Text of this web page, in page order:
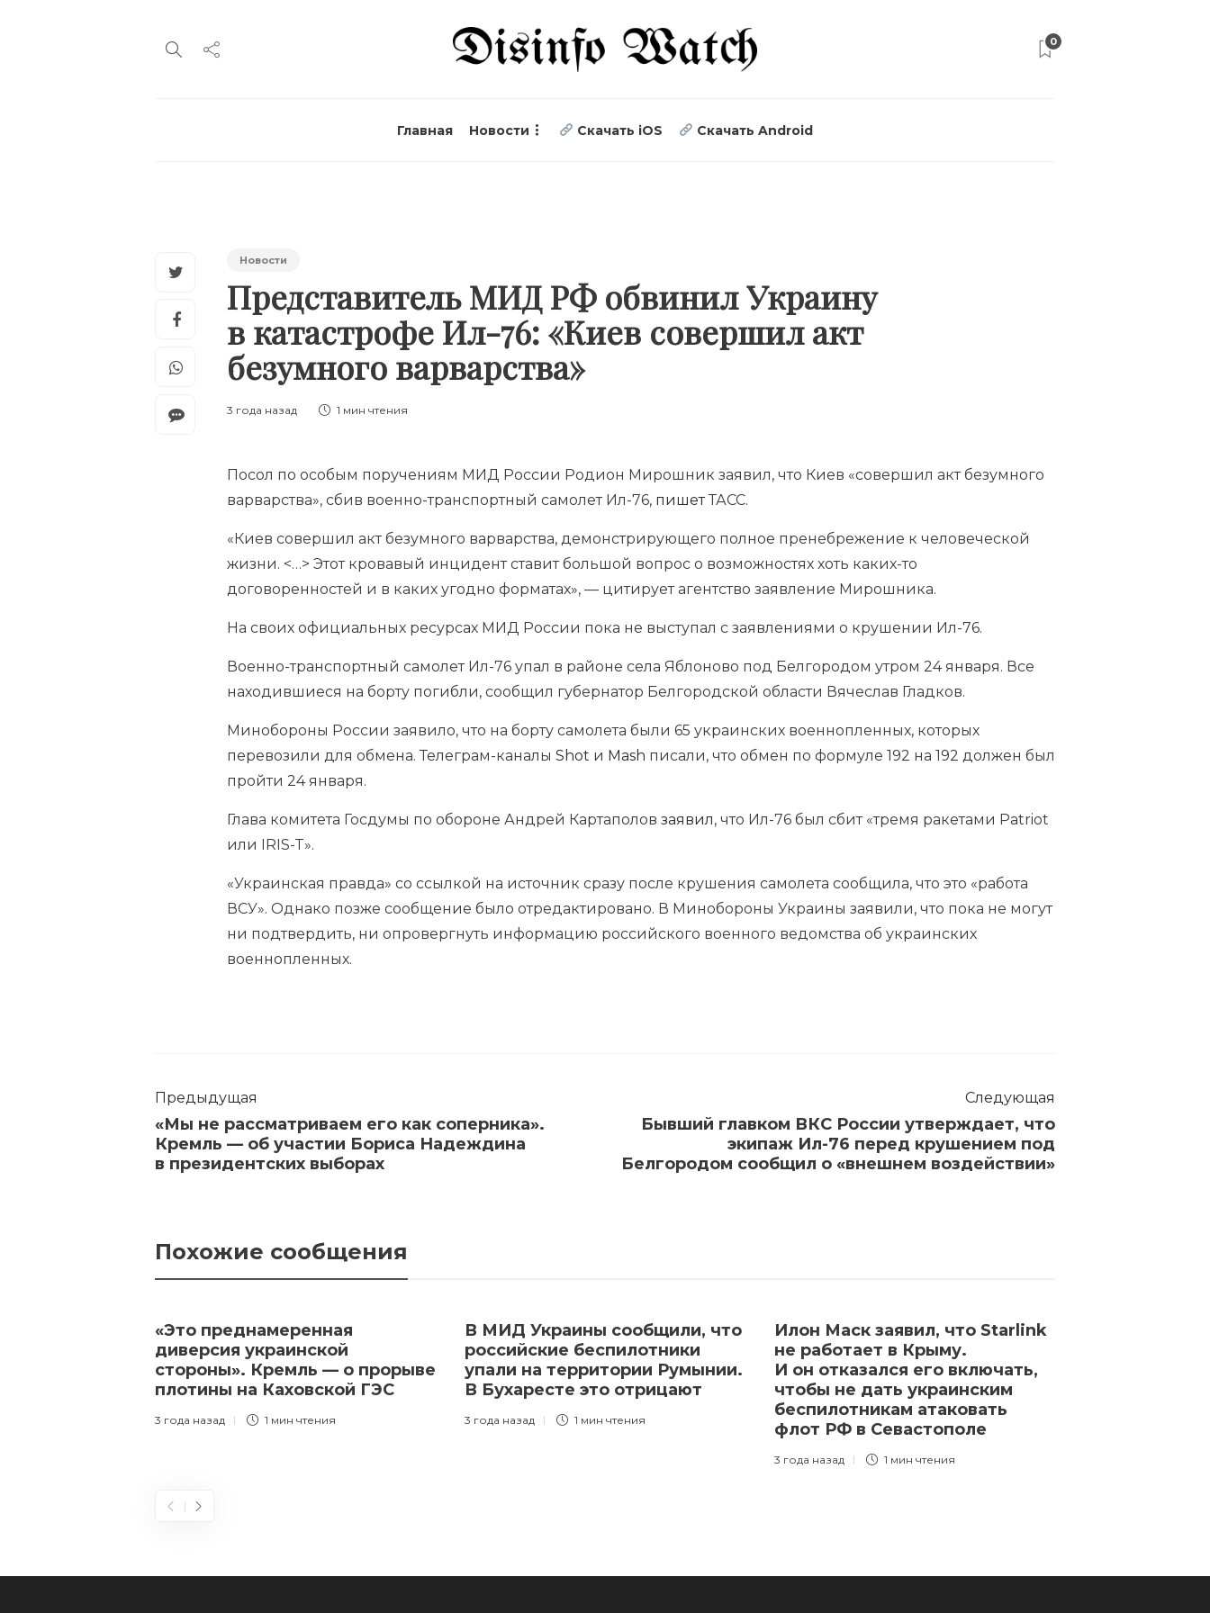
0
Главная Новости Скачать iOS Скачать Android
Новости
Представитель МИД РФ обвинил Украину
в катастрофе Ил-76: «Киев совершил акт
безумного варварства»
3 года назад 1 мин чтения
Посол по особым поручениям МИД России Родион Мирошник заявил, что Киев «совершил акт безумного
варварства», сбив военно-транспортный самолет Ил-76, пишетТАСС.
«Киев совершил акт безумного варварства, демонстрирующего полное пренебрежение к человеческой
жизни. <…> Этот кровавый инцидент ставит большой вопрос о возможностях хоть каких-то
договоренностей и в каких угодно форматах», — цитирует агентство заявление Мирошника.
На своих официальных ресурсах МИД России пока не выступал с заявлениями о крушении Ил-76.
Военно-транспортный самолет Ил-76 упал в районе села Яблоново под Белгородом утром 24 января. Все
находившиеся на борту погибли, сообщил губернатор Белгородской области Вячеслав Гладков.
Минобороны России заявило, что на борту самолета были 65 украинских военнопленных, которых
перевозили для обмена. Телеграм-каналы Shot и Mash писали, что обмен по формуле 192 на 192 должен был
пройти 24 января.
Глава комитета Госдумы по обороне Андрей Картаполов заявил, что Ил-76 был сбит «тремя ракетами Patriot
или IRIS-T».
«Украинская правда» со ссылкой на источник сразу после крушения самолета сообщила, что это «работа
ВСУ». Однако позже сообщение было отредактировано. В Минобороны Украины заявили, что пока не могут
ни подтвердить, ни опровергнуть информацию российского военного ведомства об украинских
военнопленных.
Предыдущая
«Мы не рассматриваем его как соперника».
Кремль — об участии Бориса Надеждина
в президентских выборах
Следующая
Бывший главком ВКС России утверждает, что
экипаж Ил-76 перед крушением под
Белгородом сообщил о «внешнем воздействии»
Похожие сообщения
«Это преднамеренная
диверсия украинской
стороны». Кремль — о прорыве
плотины на Каховской ГЭС
3 года назад 1 мин чтения
В МИД Украины сообщили, что
российские беспилотники
упали на территории Румынии.
В Бухаресте это отрицают
3 года назад 1 мин чтения
Илон Маск заявил, что Starlink
не работает в Крыму.
И он отказался его включать,
чтобы не дать украинским
беспилотникам атаковать
флот РФ в Севастополе
3 года назад 1 мин чтения